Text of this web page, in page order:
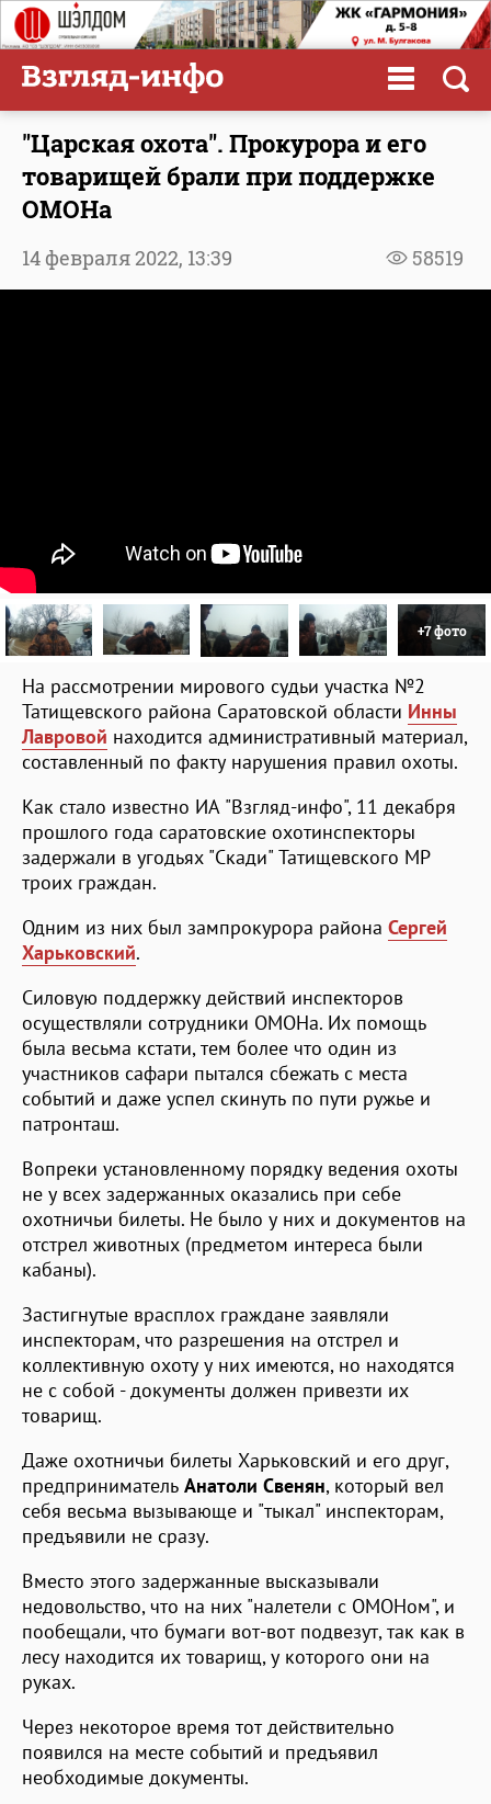
"Царская охота". Прокурора и его
товарищей брали при поддержке
ОМОНа
58519
14 февраля 2022, 13:39
+7 фото
На рассмотрении мирового судьи участка №2
Татищевского района Саратовской области Инны
Лавровой находится административный материал,
составленный по факту нарушения правил охоты.
Как стало известно ИА "Взгляд-инфо", 11 декабря
прошлого года саратовские охотинспекторы
задержали в угодьях "Скади" Татищевского МР
троих граждан.
Одним из них был зампрокурора района Сергей
Харьковский.
Силовую поддержку действий инспекторов
осуществляли сотрудники ОМОНа. Их помощь
была весьма кстати, тем более что один из
участников сафари пытался сбежать с места
событий и даже успел скинуть по пути ружье и
патронташ.
Вопреки установленному порядку ведения охоты
не у всех задержанных оказались при себе
охотничьи билеты. Не было у них и документов на
отстрел животных (предметом интереса были
кабаны).
Застигнутые врасплох граждане заявляли
инспекторам, что разрешения на отстрел и
коллективную охоту у них имеются, но находятся
не с собой - документы должен привезти их
товарищ.
Даже охотничьи билеты Харьковский и его друг,
предприниматель Анатоли Свенян, который вел
себя весьма вызывающе и "тыкал" инспекторам,
предъявили не сразу.
Вместо этого задержанные высказывали
недовольство, что на них "налетели с ОМОНом", и
пообещали, что бумаги вот-вот подвезут, так как в
лесу находится их товарищ, у которого они на
руках.
Через некоторое время тот действительно
появился на месте событий и предъявил
необходимые документы.